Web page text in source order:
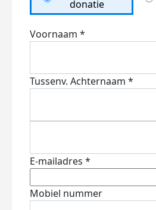
donatie
Voornaam *
Tussenv. Achternaam *
E-mailadres *
Mobiel nummer